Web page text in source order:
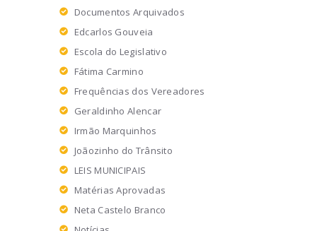
Documentos Arquivados
Edcarlos Gouveia
Escola do Legislativo
Fátima Carmino
Frequências dos Vereadores
Geraldinho Alencar
Irmão Marquinhos
Joãozinho do Trânsito
LEIS MUNICIPAIS
Matérias Aprovadas
Neta Castelo Branco